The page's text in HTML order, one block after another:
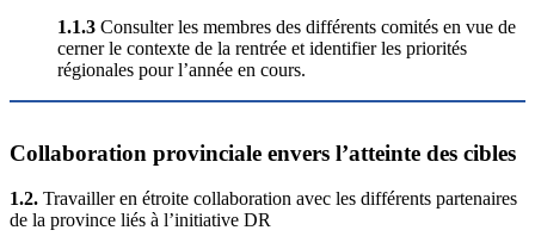
1.1.3 Consulter les membres des différents comités en vue de
cerner le contexte de la rentrée et identifier les priorités
régionales pour l’année en cours.
Collaboration provinciale envers l’atteinte des cibles
1.2. Travailler en étroite collaboration avec les différents partenaires
de la province liés à l’initiative DR